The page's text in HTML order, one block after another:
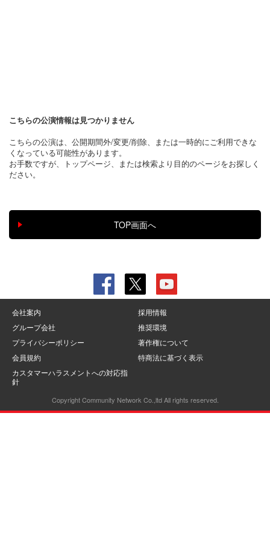
こちらの公演情報は見つかりません
こちらの公演は、公開期間外/変更/削除、または一時的にご利用できな
くなっている可能性があります。
お手数ですが、トップページ、または検索より目的のページをお探しく
ださい。
会社案内
採用情報
グループ会社
推奨環境
プライバシーポリシー
著作権について
会員規約
特商法に基づく表示
カスタマーハラスメントへの対応指
針
Copyright Community Network Co.,ltd All rights reserved.